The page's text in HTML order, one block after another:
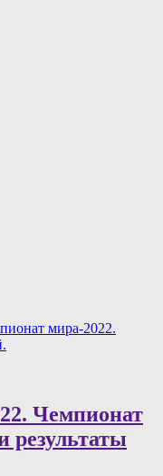
мира-2022.
Чемпионат
результаты